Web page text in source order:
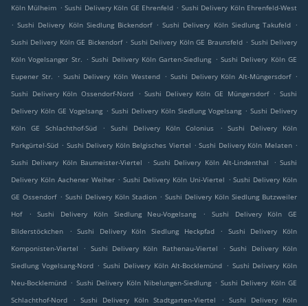
Köln Mülheim . Sushi Delivery Köln GE Ehrenfeld . Sushi Delivery Köln Ehrenfeld-West
. Sushi Delivery Köln Siedlung Bickendorf . Sushi Delivery Köln Siedlung Takufeld .
Sushi Delivery Köln GE Bickendorf . Sushi Delivery Köln GE Braunsfeld . Sushi Delivery
Köln Vogelsanger Str. . Sushi Delivery Köln Garten-Siedlung . Sushi Delivery Köln GE
Eupener Str.
. Sushi Delivery Köln Westend . Sushi Delivery Köln Alt-Müngersdorf .
Sushi Delivery Köln Ossendorf-Nord
. Sushi Delivery Köln GE Müngersdorf . Sushi
Delivery Köln GE Vogelsang . Sushi Delivery Köln Siedlung Vogelsang . Sushi Delivery
Köln GE Schlachthof-Süd
. Sushi Delivery Köln Colonius .
Sushi Delivery Köln
Parkgürtel-Süd . Sushi Delivery Köln Belgisches Viertel . Sushi Delivery Köln Melaten .
Sushi Delivery Köln Baumeister-Viertel
. Sushi Delivery Köln Alt-Lindenthal . Sushi
Delivery Köln Aachener Weiher . Sushi Delivery Köln Uni-Viertel . Sushi Delivery Köln
GE Ossendorf . Sushi Delivery Köln Stadion . Sushi Delivery Köln Siedlung Butzweiler
Hof
. Sushi Delivery Köln Siedlung Neu-Vogelsang .
Sushi Delivery Köln GE
Bilderstöckchen
. Sushi Delivery Köln Siedlung Heckpfad .
Sushi Delivery Köln
Komponisten-Viertel
. Sushi Delivery Köln Rathenau-Viertel . Sushi Delivery Köln
Siedlung Vogelsang-Nord . Sushi Delivery Köln Alt-Bocklemünd . Sushi Delivery Köln
Neu-Bocklemünd . Sushi Delivery Köln Nibelungen-Siedlung . Sushi Delivery Köln GE
Schlachthof-Nord
. Sushi Delivery Köln Stadtgarten-Viertel . Sushi Delivery Köln